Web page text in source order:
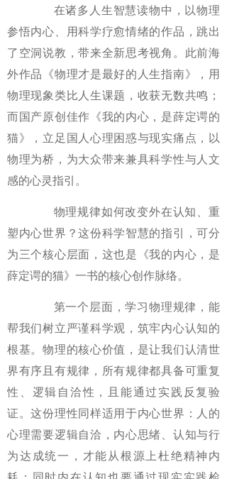
在诸多人生智慧读物中，以物理
参悟内心、用科学疗愈情绪的作品，跳出
了空洞说教，带来全新思考视角。此前海
外作品《物理才是最好的人生指南》，用
物理现象类比人生课题，收获无数共鸣；
而国产原创佳作《我的内心，是薛定谔的
猫》，立足国人心理困惑与现实痛点，以
物理为桥，为大众带来兼具科学性与人文
感的心灵指引。
物理规律如何改变外在认知、重
塑内心世界？这份科学智慧的指引，可分
为三个核心层面，这也是《我的内心，是
薛定谔的猫》一书的核心创作脉络。
第一个层面，学习物理规律，能
帮我们树立严谨科学观，筑牢内心认知的
根基。物理的核心价值，是让我们认清世
界有序且有规律，所有规律都具备可重复
性、逻辑自洽性，且能通过实践反复验
证。这份理性同样适用于内心世界：人的
心理需要逻辑自洽，内心思绪、认知与行
为达成统一，才能从根源上杜绝精神内